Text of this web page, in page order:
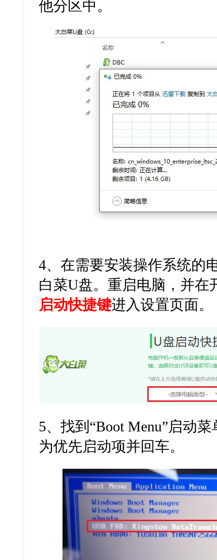
他分区中。
4、在需要安装操作系统的
白菜U盘。重启电脑，并在
启动快捷键进入设置页面。
5、找到“Boot Menu”启动
为优先启动项并回车。